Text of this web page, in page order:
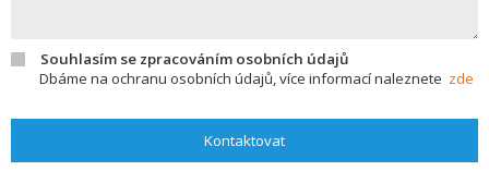
Souhlasím se zpracováním osobních údajů
Dbáme na ochranu osobních údajů, více informací naleznete zde
Kontaktovat